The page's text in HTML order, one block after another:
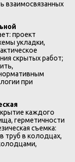
взаимосвязанных
проект
укладки,
скрытых работ;
при
каждого
герметичности
съемка:
труб в колодцах,